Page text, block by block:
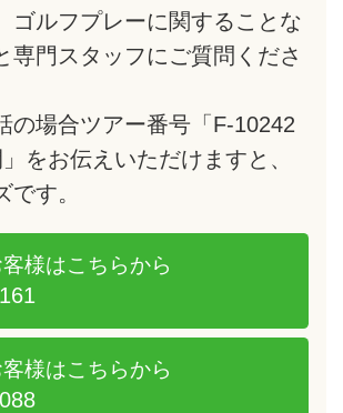
ゴルフプレーに関することな
専門スタッフにご質問くださ
の場合ツアー番号「F-10242
をお伝えいただけますと、
です。
様はこちらから
様はこちらから